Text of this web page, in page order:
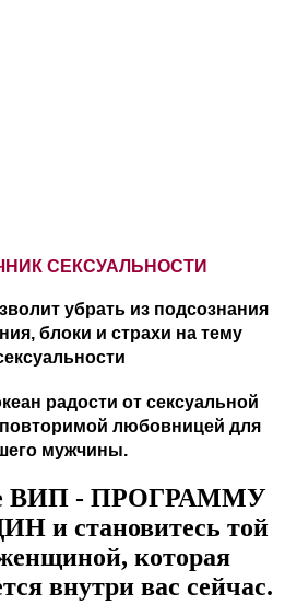
СЕКСУАЛЬНОСТИ
убрать из подсознания
блоки и страхи на тему
радости от сексуальной
любовницей для
мужчины.
ВИП - ПРОГРАММУ
и становитесь той
которая
внутри вас сейчас.